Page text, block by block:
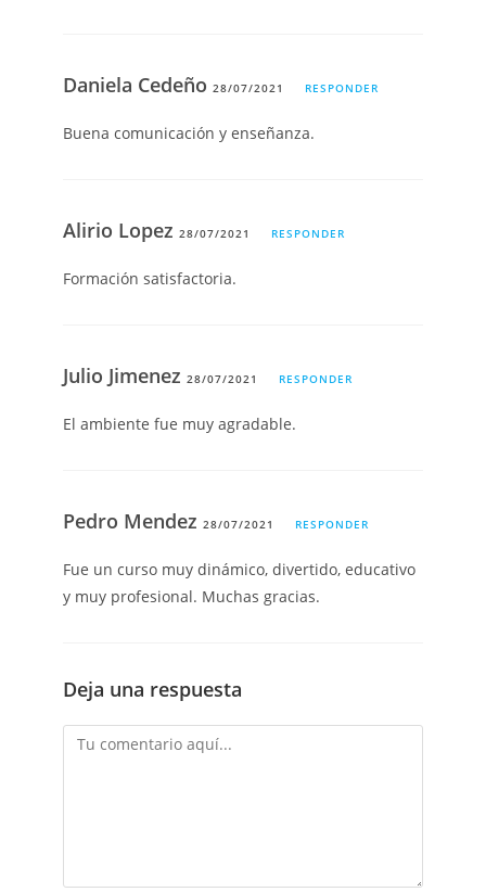
Daniela Cedeño28/07/2021 RESPONDER
Buena comunicación y enseñanza.
Alirio Lopez28/07/2021 RESPONDER
Formación satisfactoria.
Julio Jimenez28/07/2021 RESPONDER
El ambiente fue muy agradable.
Pedro Mendez28/07/2021 RESPONDER
Fue un curso muy dinámico, divertido, educativo
y muy profesional. Muchas gracias.
Deja una respuesta